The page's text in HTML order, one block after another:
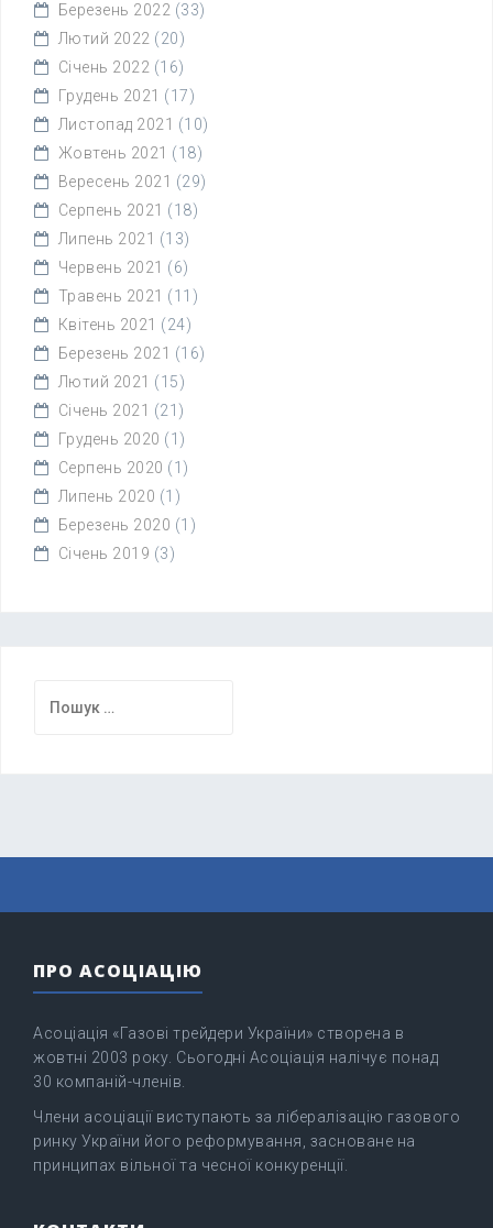
Березень 2022 (33)
Лютий 2022 (20)
Січень 2022 (16)
Грудень 2021 (17)
Листопад 2021 (10)
Жовтень 2021 (18)
Вересень 2021 (29)
Серпень 2021 (18)
Липень 2021 (13)
Червень 2021 (6)
Травень 2021 (11)
Квітень 2021 (24)
Березень 2021 (16)
Лютий 2021 (15)
Січень 2021 (21)
Грудень 2020 (1)
Серпень 2020 (1)
Липень 2020 (1)
Березень 2020 (1)
Січень 2019 (3)
ПРО АСОЦІАЦІЮ
Асоціація «Газові трейдери України» створена в
жовтні 2003 року. Сьогодні Асоціація налічує понад
30 компаній-членів.
Члени асоціації виступають за лібералізацію газового
ринку України його реформування, засноване на
принципах вільної та чесної конкуренції.